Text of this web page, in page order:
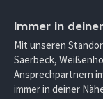
Immer in
Mit unseren
Saerbeck,
Ansprechpartnern
immer in deiner